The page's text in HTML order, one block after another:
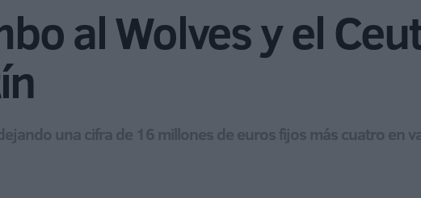
al Wolves y el
una cifra de 16 millones de euros fijos más cuatro en